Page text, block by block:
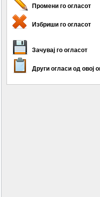
Промени го огласот
Избриши го огласот
Зачувај го огласот
Други огласи од овој